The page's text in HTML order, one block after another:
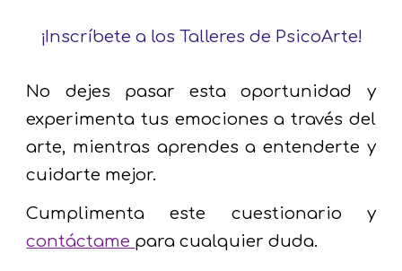
¡Inscríbete a los Talleres de PsicoArte!
No dejes pasar esta oportunidad y
experimenta tus emociones a través del
arte, mientras aprendes a entenderte y
cuidarte mejor.
Cumplimenta este cuestionario y
contáctame para cualquier duda.